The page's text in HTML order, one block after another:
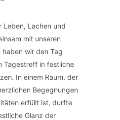
Leben, Lachen und
mit unseren
wir den Tag
Tagestreff in festliche
In einem Raum, der
Begegnungen
erfüllt ist, durfte
Glanz der